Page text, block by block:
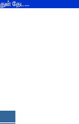
தேட...